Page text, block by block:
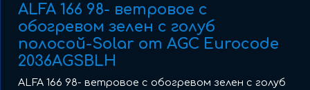
ALFA 166 98- ветровое с
обогревом зелен с голуб
полосой-Solar от AGC Eurocode
2036AGSBLH
ALFA 166 98- ветровое с обогревом зелен с голуб